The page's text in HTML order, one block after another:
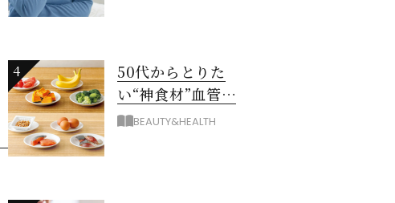
4
50代からとりた
い“神食材”血管と
脳を若々しく保つ
BEAUTY&HEALTH